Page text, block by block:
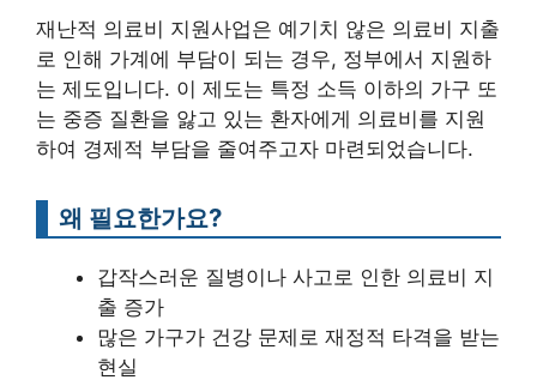
재난적 의료비 지원사업은 예기치 않은 의료비 지출
로 인해 가계에 부담이 되는 경우, 정부에서 지원하
는 제도입니다. 이 제도는 특정 소득 이하의 가구 또
는 중증 질환을 앓고 있는 환자에게 의료비를 지원
하여 경제적 부담을 줄여주고자 마련되었습니다.
왜 필요한가요?
갑작스러운 질병이나 사고로 인한 의료비 지
출 증가
많은 가구가 건강 문제로 재정적 타격을 받는
현실